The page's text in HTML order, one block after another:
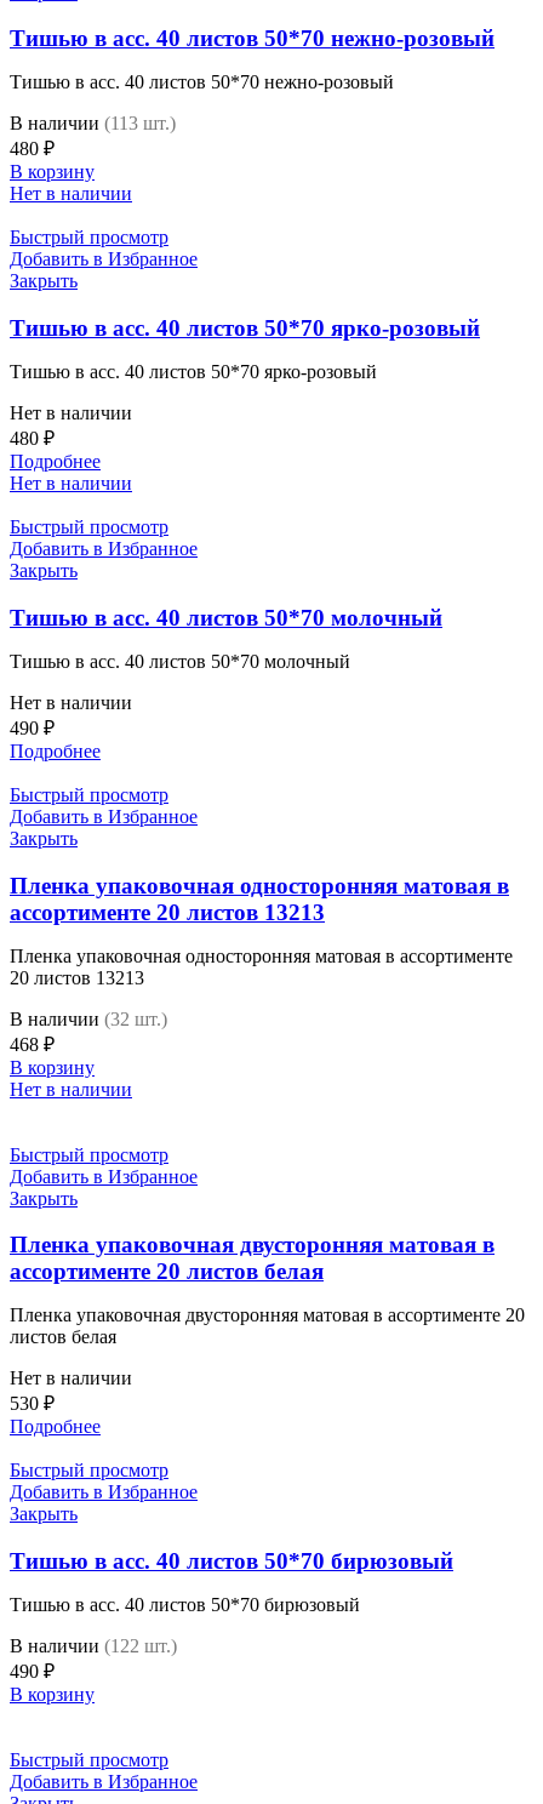
Тишью в асс. 40 листов 50*70 нежно-розовый
Тишью в асс. 40 листов 50*70 нежно-розовый
В наличии (113 шт.)
480 ₽
В корзину
Нет в наличии
Быстрый просмотр
Добавить в Избранное
Закрыть
Тишью в асс. 40 листов 50*70 ярко-розовый
Тишью в асс. 40 листов 50*70 ярко-розовый
Нет в наличии
480 ₽
Подробнее
Нет в наличии
Быстрый просмотр
Добавить в Избранное
Закрыть
Тишью в асс. 40 листов 50*70 молочный
Тишью в асс. 40 листов 50*70 молочный
Нет в наличии
490 ₽
Подробнее
Быстрый просмотр
Добавить в Избранное
Закрыть
Пленка упаковочная односторонняя матовая в
ассортименте 20 листов 13213
Пленка упаковочная односторонняя матовая в ассортименте
20 листов 13213
В наличии (32 шт.)
468 ₽
В корзину
Нет в наличии
Быстрый просмотр
Добавить в Избранное
Закрыть
Пленка упаковочная двусторонняя матовая в
ассортименте 20 листов белая
Пленка упаковочная двусторонняя матовая в ассортименте 20
листов белая
Нет в наличии
530 ₽
Подробнее
Быстрый просмотр
Добавить в Избранное
Закрыть
Тишью в асс. 40 листов 50*70 бирюзовый
Тишью в асс. 40 листов 50*70 бирюзовый
В наличии (122 шт.)
490 ₽
В корзину
Быстрый просмотр
Добавить в Избранное